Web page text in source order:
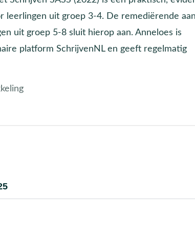
leerlingen uit groep 3-4. De remediërende
uit groep 5-8 sluit hierop aan. Anneloes is
platform SchrijvenNL en geeft regelmatig